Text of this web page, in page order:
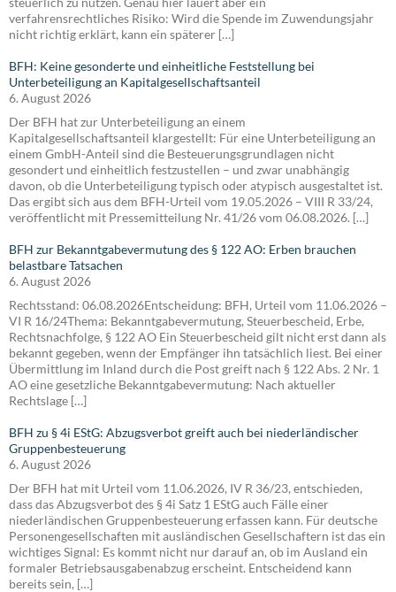
verfahrensrechtliches Risiko: Wird die Spende im Zuwendungsjahr
nicht richtig erklärt, kann ein späterer […]
BFH: Keine gesonderte und einheitliche Feststellung bei
Unterbeteiligung an Kapitalgesellschaftsanteil
6. August 2026
Der BFH hat zur Unterbeteiligung an einem
Kapitalgesellschaftsanteil klargestellt: Für eine Unterbeteiligung an
einem GmbH-Anteil sind die Besteuerungsgrundlagen nicht
gesondert und einheitlich festzustellen – und zwar unabhängig
davon, ob die Unterbeteiligung typisch oder atypisch ausgestaltet ist.
Das ergibt sich aus dem BFH-Urteil vom 19.05.2026 – VIII R 33/24,
veröffentlicht mit Pressemitteilung Nr. 41/26 vom 06.08.2026. […]
BFH zur Bekanntgabevermutung des § 122 AO: Erben brauchen
belastbare Tatsachen
6. August 2026
Rechtsstand: 06.08.2026Entscheidung: BFH, Urteil vom 11.06.2026 –
VI R 16/24Thema: Bekanntgabevermutung, Steuerbescheid, Erbe,
Rechtsnachfolge, § 122 AO Ein Steuerbescheid gilt nicht erst dann als
bekannt gegeben, wenn der Empfänger ihn tatsächlich liest. Bei einer
Übermittlung im Inland durch die Post greift nach § 122 Abs. 2 Nr. 1
AO eine gesetzliche Bekanntgabevermutung: Nach aktueller
Rechtslage […]
BFH zu § 4i EStG: Abzugsverbot greift auch bei niederländischer
Gruppenbesteuerung
6. August 2026
Der BFH hat mit Urteil vom 11.06.2026, IV R 36/23, entschieden,
dass das Abzugsverbot des § 4i Satz 1 EStG auch Fälle einer
niederländischen Gruppenbesteuerung erfassen kann. Für deutsche
Personengesellschaften mit ausländischen Gesellschaftern ist das ein
wichtiges Signal: Es kommt nicht nur darauf an, ob im Ausland ein
formaler Betriebsausgabenabzug erscheint. Entscheidend kann
bereits sein, […]